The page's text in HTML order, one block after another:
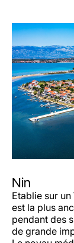
Nin
Etablie sur
est la plus
pendant des
de grande